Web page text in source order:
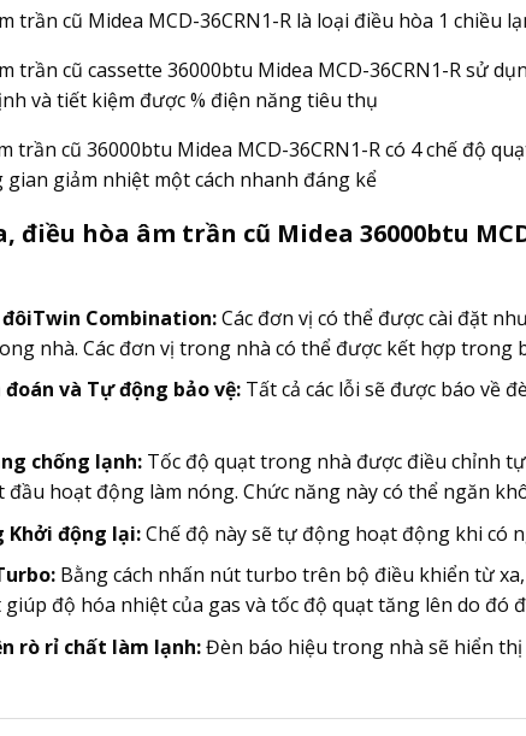
trần cũ Midea MCD-36CRN1-R là loại điều hòa 1 chiều
trần cũ cassette 36000btu Midea MCD-36CRN1-R sử
và tiết kiệm được % điện năng tiêu thụ
trần cũ 36000btu Midea MCD-36CRN1-R có 4 chế độ
giảm nhiệt một cách nhanh đáng kể
điều hòa âm trần cũ Midea 36000btu
Combination:Các đơn vị có thể được cài đặt
nhà. Các đơn vị trong nhà có thể được kết hợp trong
đoán và Tự động bảo vệ: Tất cả các lỗi sẽ được báo về
chống lạnh: Tốc độ quạt trong nhà được điều chỉnh
đầu hoạt động làm nóng. Chức năng này có thể ngăn
Khởi động lại:Chế độ này sẽ tự động hoạt động khi có
Bằng cách nhấn nút turbo trên bộ điều khiển từ
giúp độ hóa nhiệt của gas và tốc độ quạt tăng lên do
rò rỉ chất làm lạnh:Đèn báo hiệu trong nhà sẽ hiển thị